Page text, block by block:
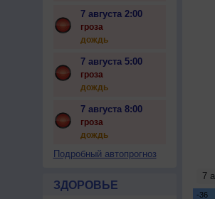
7 августа 2:00
гроза
дождь
7 августа 5:00
гроза
дождь
7 августа 8:00
гроза
дождь
Подробный автопрогноз
ЗДОРОВЬЕ